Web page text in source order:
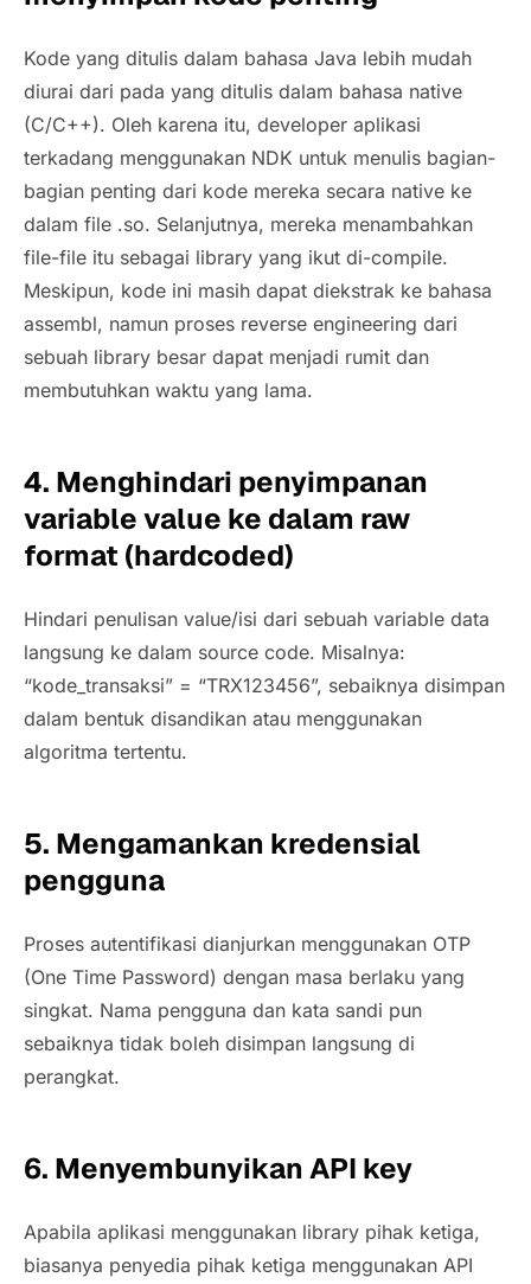
Kode yang ditulis dalam bahasa Java lebih mudah
diurai dari pada yang ditulis dalam bahasa native
(C/C++). Oleh karena itu, developer aplikasi
terkadang menggunakan NDK untuk menulis bagian-
bagian penting dari kode mereka secara native ke
dalam file .so. Selanjutnya, mereka menambahkan
file-file itu sebagai library yang ikut di-compile.
Meskipun, kode ini masih dapat diekstrak ke bahasa
assembl, namun proses reverse engineering dari
sebuah library besar dapat menjadi rumit dan
membutuhkan waktu yang lama.
4. Menghindari penyimpanan
variable value ke dalam raw
format (hardcoded)
Hindari penulisan value/isi dari sebuah variable data
langsung ke dalam source code. Misalnya:
“kode_transaksi” = “TRX123456”, sebaiknya disimpan
dalam bentuk disandikan atau menggunakan
algoritma tertentu.
5. Mengamankan kredensial
pengguna
Proses autentifikasi dianjurkan menggunakan OTP
(One Time Password) dengan masa berlaku yang
singkat. Nama pengguna dan kata sandi pun
sebaiknya tidak boleh disimpan langsung di
perangkat.
6. Menyembunyikan API key
Apabila aplikasi menggunakan library pihak ketiga,
biasanya penyedia pihak ketiga menggunakan API